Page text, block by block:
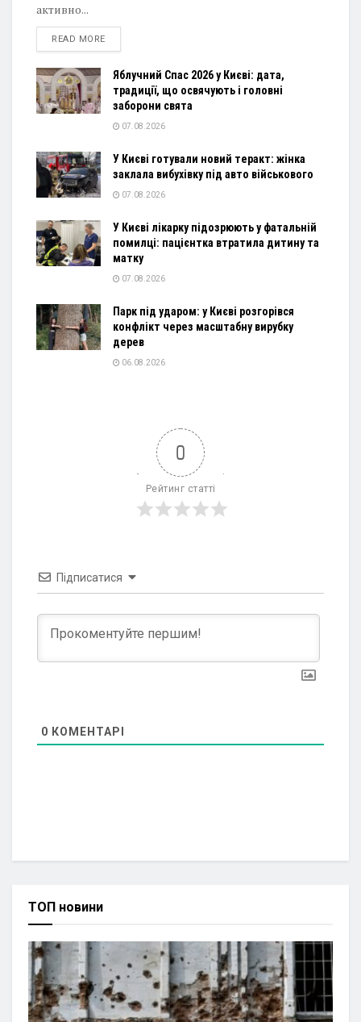
активно...
READ MOREDETAILS
Яблучний Спас 2026 у Києві: дата,
традиції, що освячують і головні
заборони свята
07.08.2026
У Києві готували новий теракт: жінка
заклала вибухівку під авто військового
07.08.2026
У Києві лікарку підозрюють у фатальній
помилці: пацієнтка втратила дитину та
матку
07.08.2026
Парк під ударом: у Києві розгорівся
конфлікт через масштабну вирубку
дерев
06.08.2026
0
Рейтинг статті
Підписатися
0 КОМЕНТАРІ
ТОП новини